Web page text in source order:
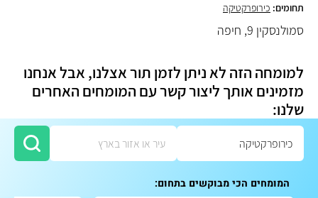
תחומים: כירופרקטיקה
סמולנסקין 9, חיפה
למומחה הזה לא ניתן לזמן תור אצלנו, אבל אנחנו
מזמינים אותך ליצור קשר עם המומחים האחרים
שלנו:
המומחים הכי מבוקשים בתחום: